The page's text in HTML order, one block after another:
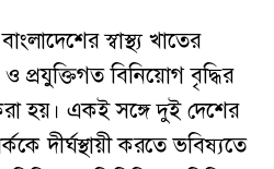
স্বাস্থ্য খাতের
প্রযুক্তিগত বিনিয়োগ বৃদ্ধির
হয়। একই সঙ্গে দুই দেশের
দীর্ঘস্থায়ী করতে ভবিষ্যতে